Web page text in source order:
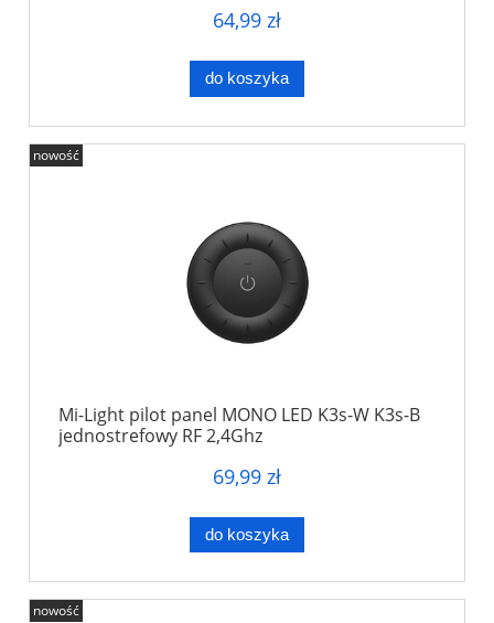
64,99 zł
do koszyka
Mi-Light pilot panel MONO LED K3s-W K3s-B
jednostrefowy RF 2,4Ghz
69,99 zł
do koszyka
nowość
nowość